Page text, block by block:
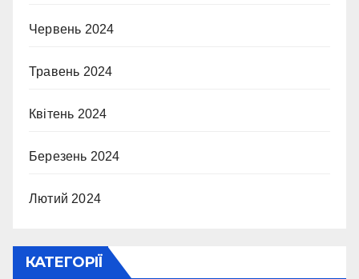
Червень 2024
Травень 2024
Квітень 2024
Березень 2024
Лютий 2024
КАТЕГОРІЇ